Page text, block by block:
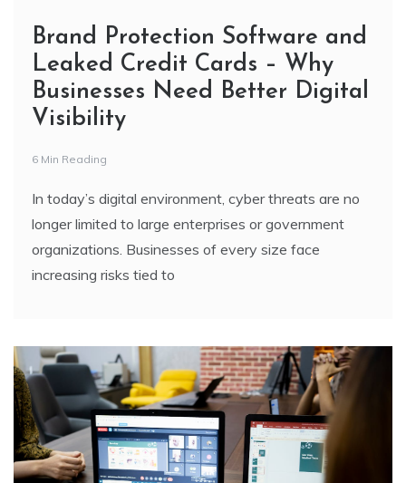
Brand Protection Software and
Leaked Credit Cards – Why
Businesses Need Better Digital
Visibility
6 Min Reading
In today’s digital environment, cyber threats are no
longer limited to large enterprises or government
organizations. Businesses of every size face
increasing risks tied to